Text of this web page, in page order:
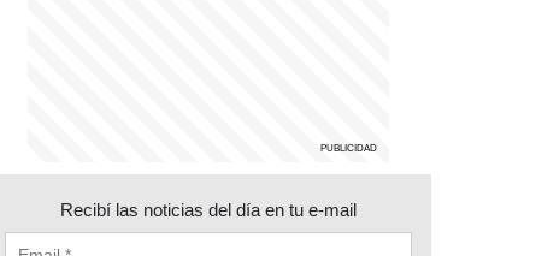
Recibí las noticias del día en tu e-mail